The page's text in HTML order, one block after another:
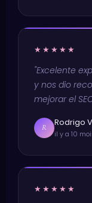
★★★★★
"Excelente
y nos dio
mejorar el
R Rodrigo
il y a 10
★★★★★